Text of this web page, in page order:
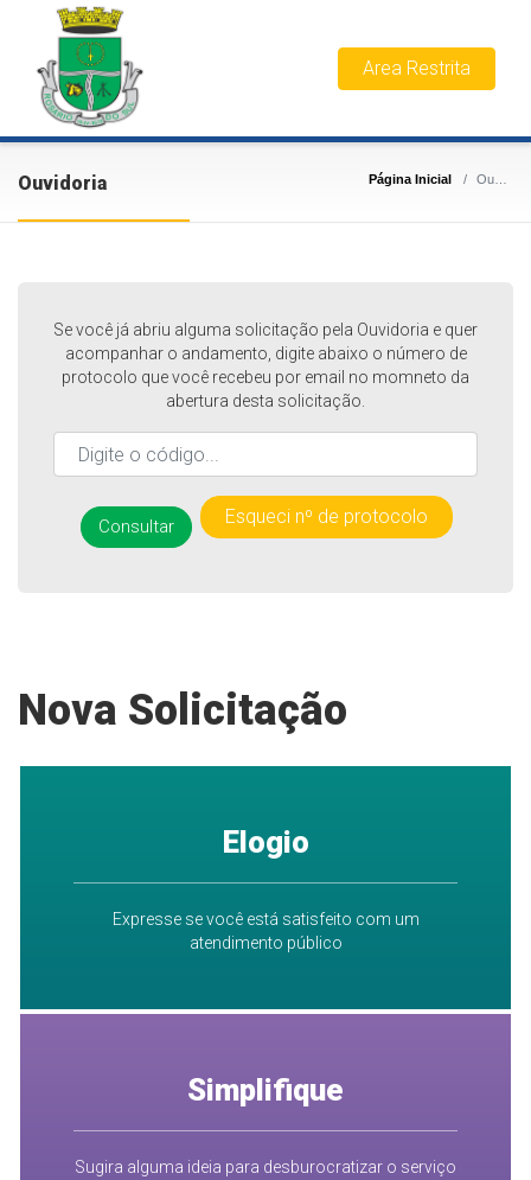
Area Restrita
Ouvidoria Página Inicial Ouvidoria
Se você já abriu alguma solicitação pela Ouvidoria e quer
acompanhar o andamento, digite abaixo o número de
protocolo que você recebeu por email no momneto da
abertura desta solicitação.
Consultar Esqueci nº de protocolo
Nova Solicitação
Elogio
Expresse se você está satisfeito com um
atendimento público
Simplifique
Sugira alguma ideia para desburocratizar o serviço